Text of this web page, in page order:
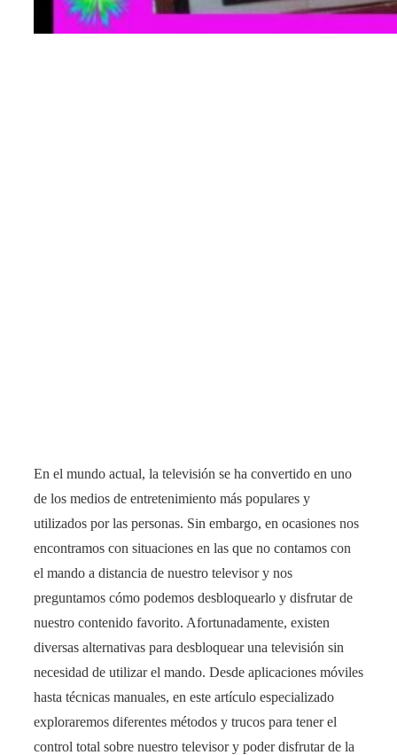
En el mundo actual, la televisión se ha convertido en uno
de los medios de entretenimiento más populares y
utilizados por las personas. Sin embargo, en ocasiones nos
encontramos con situaciones en las que no contamos con
el mando a distancia de nuestro televisor y nos
preguntamos cómo podemos desbloquearlo y disfrutar de
nuestro contenido favorito. Afortunadamente, existen
diversas alternativas para desbloquear una televisión sin
necesidad de utilizar el mando. Desde aplicaciones móviles
hasta técnicas manuales, en este artículo especializado
exploraremos diferentes métodos y trucos para tener el
control total sobre nuestro televisor y poder disfrutar de la